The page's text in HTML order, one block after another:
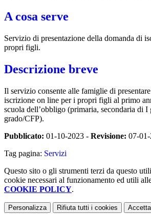
A cosa serve
Servizio di presentazione della domanda di
propri figli.
Descrizione breve
Il servizio consente alle famiglie di
iscrizione on line per i propri figli al primo
scuola dell’obbligo (primaria, secondaria di
grado/CFP).
Pubblicato: 01-10-2023 - Revisione: 07-
Tag pagina: Servizi
Questo sito o gli strumenti terzi da questo
cookie necessari al funzionamento ed utili
COOKIE POLICY.
Personalizza Rifiuta tutti i cookies